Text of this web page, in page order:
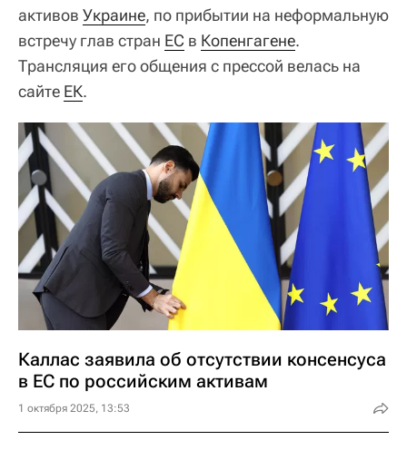
активов Украине, по прибытии на неформальную
встречу глав стран ЕС в Копенгагене.
Трансляция его общения с прессой велась на
сайте ЕК.
Каллас заявила об отсутствии консенсуса
в ЕС по российским активам
1 октября 2025, 13:53